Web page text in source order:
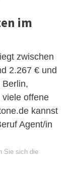
im
zwischen
2.267 € und
Berlin,
offene
kannst
Agent/in
Sie sich die